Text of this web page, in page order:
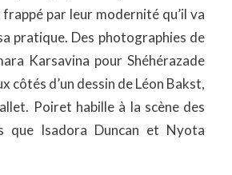
par leur modernité qu’il va
pratique. Des photographies de
Karsavina pour Shéhérazade
côtés d’un dessin de Léon Bakst,
Poiret habille à la scène des
que Isadora Duncan et Nyota